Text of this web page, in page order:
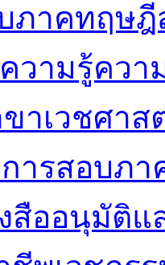
ภาคทฤษ
วามรู้คว
ขาเวชศา
ารสอบภา
ออนุมัติแ